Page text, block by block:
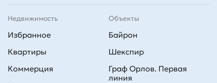
Недвижимость
Избранное
Квартиры
Коммерция
Объекты
Байрон
Шекспир
Граф Орлов. Первая
линия